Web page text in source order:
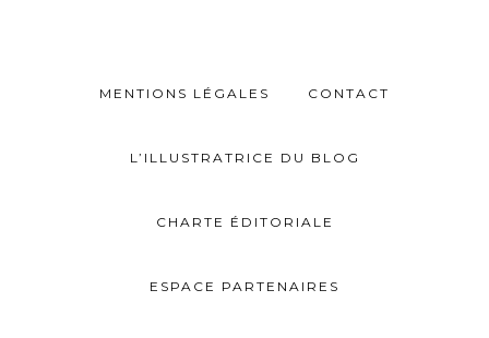
MENTIONS LÉGALES CONTACT
L’ILLUSTRATRICE DU BLOG
CHARTE ÉDITORIALE
ESPACE PARTENAIRES